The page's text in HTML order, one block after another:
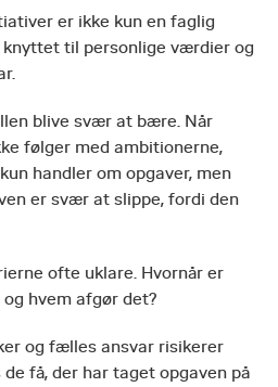
er ikke kun en faglig
til personlige værdier og
blive svær at bære. Når
følger med ambitionerne,
handler om opgaver, men
er svær at slippe, fordi den
ofte uklare. Hvornår er
hvem afgør det?
og fælles ansvar risikerer
få, der har taget opgaven på